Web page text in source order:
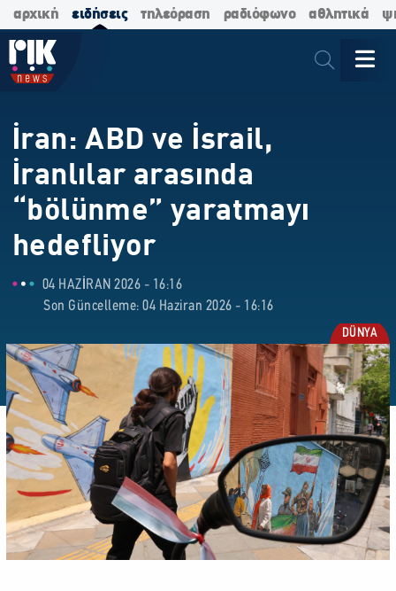
αρχική ειδήσεις τηλεόραση ραδιόφωνο αθλητικά
İran: ABD ve İsrail,
İranlılar arasında
“bölünme” yaratmayı
hedefliyor
04 HAZIRAN 2026 - 16:16
Son Güncelleme: 04 Haziran 2026 - 16:16
DÜNYA